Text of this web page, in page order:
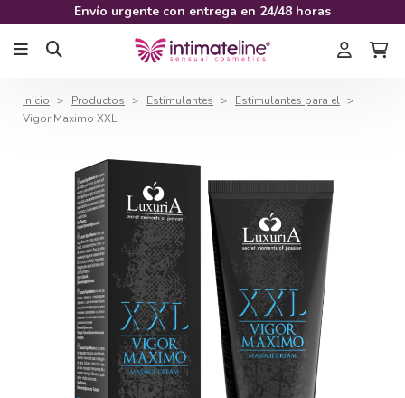
Envío urgente con entrega en 24/48 horas
Inicio Productos Estimulantes
Estimulantes para el
Vigor Maximo XXL